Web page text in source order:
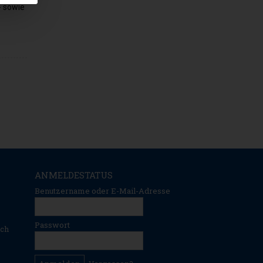
sowie
ANMELDESTATUS
Benutzername oder E-Mail-Adresse
Passwort